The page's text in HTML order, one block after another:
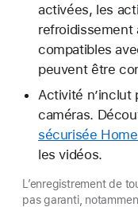
activées, les
refroidissement
compatibles
peuvent être
Activité n’inclut
caméras.
sécurisée
les vidéos.
L’enregistrement de
pas garanti,